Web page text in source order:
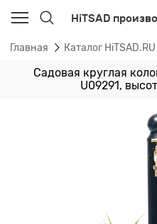
HiTSAD
Главная Каталог HiTSAD.RU
Садовая круглая
U09291,